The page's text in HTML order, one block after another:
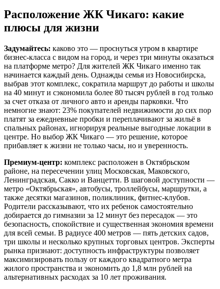
Расположение ЖК Чикаго: какие
плюсы для жизни
Задумайтесь: каково это — проснуться утром в квартире
бизнес-класса с видом на город, и через три минуты оказаться
на платформе метро? Для жителей ЖК Чикаго именно так
начинается каждый день. Однажды семья из Новосибирска,
выбрав этот комплекс, сократила маршрут до работы и школы
на 40 минут и сэкономила более 80 тысяч рублей в год только
за счет отказа от личного авто и аренды парковки. Что
немногие знают: 23% покупателей недвижимости до сих пор
платят за ежедневные пробки и переплачивают за жильё в
спальных районах, игнорируя реальные выгодные локации в
центре. Но выбор ЖК Чикаго — это решение, которое
прибавляет к жизни не только часы, но и уверенность.
Премиум-центр: комплекс расположен в Октябрьском
районе, на пересечении улиц Московская, Маковского,
Ленинградская, Сакко и Ванцетти. В шаговой доступности —
метро «Октябрьская», автобусы, троллейбусы, маршрутки, а
также десятки магазинов, поликлиник, фитнес-клубов.
Родители рассказывают, что их ребенок самостоятельно
добирается до гимназии за 12 минут без пересадок — это
безопасность, спокойствие и существенная экономия времени
для всей семьи. В радиусе 400 метров — пять детских садов,
три школы и несколько крупных торговых центров. Эксперты
рынка признают: доступность инфраструктуры позволяет
максимизировать пользу от каждого квадратного метра
жилого пространства и экономить до 1,8 млн рублей на
альтернативных расходах за 10 лет проживания.